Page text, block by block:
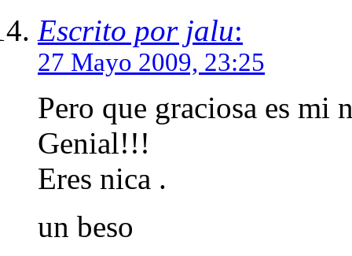
Escrito por jalu:
27 Mayo 2009, 23:25
Pero que graciosa es mi
Genial!!!
Eres nica .
un beso